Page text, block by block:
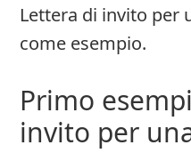
Lettera di invito per
come esempio.
Primo
invito per